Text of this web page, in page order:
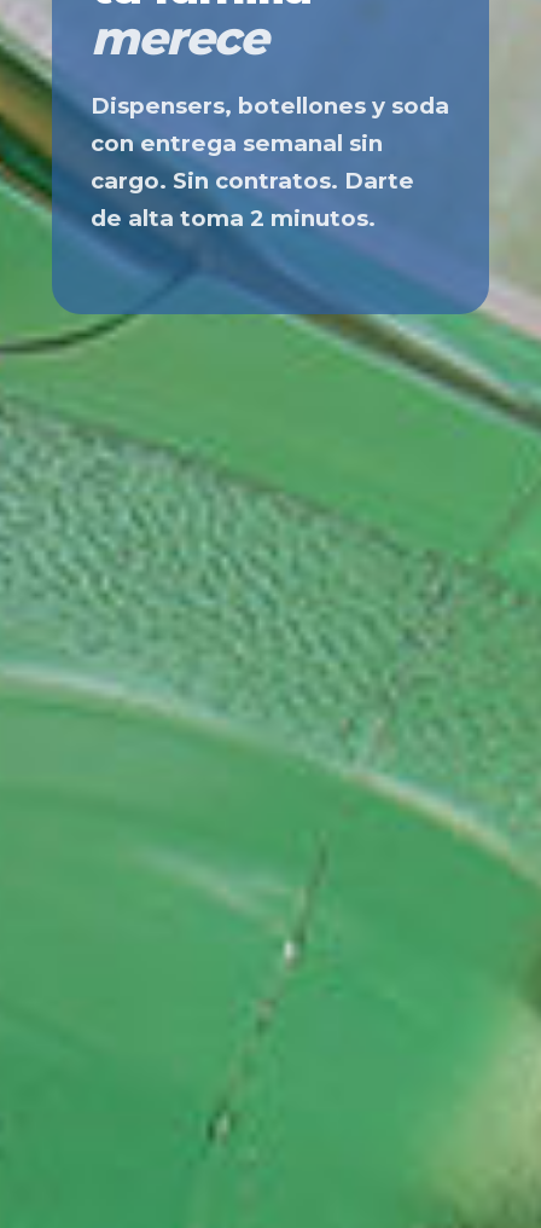
merece
Dispensers, botellones y soda
con entrega semanal sin
cargo. Sin contratos. Darte
de alta toma 2 minutos.